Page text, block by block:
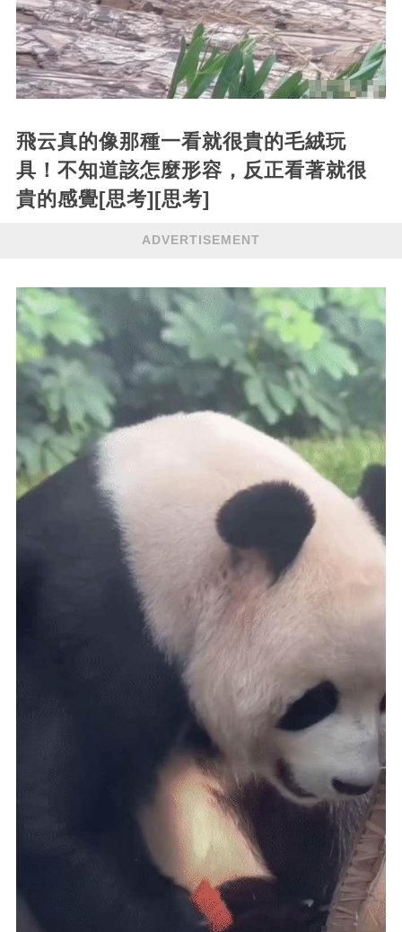
飛云真的像那種一看就很貴的毛絨玩
具！不知道該怎麼形容，反正看著就很
貴的感覺[思考][思考]
ADVERTISEMENT